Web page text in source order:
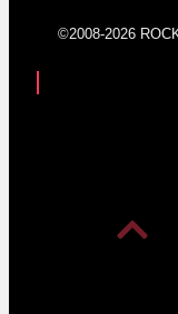
©2008-2026